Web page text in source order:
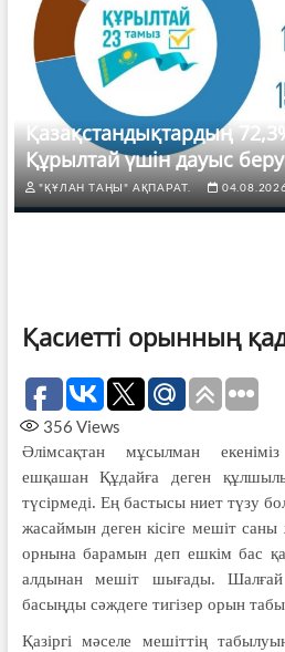
Қазақстандықтардың
Құрылтай үшін дауыс
"ҚҰЛАН ТАҢЫ" АҚПАРАТ.
Қасиетті орынның
356 Views
Әлімсақтан мұсылман
ешқашан Құдайға деген
түсірмеді. Ең бастысы ниет түзу
жасаймын деген кісіге мешіт саны
орнына барамын деп ешкім бас
алдынан мешіт шығады. Шалғай
басыңды сәждеге тигізер орын
Қазіргі мәселе мешіттің